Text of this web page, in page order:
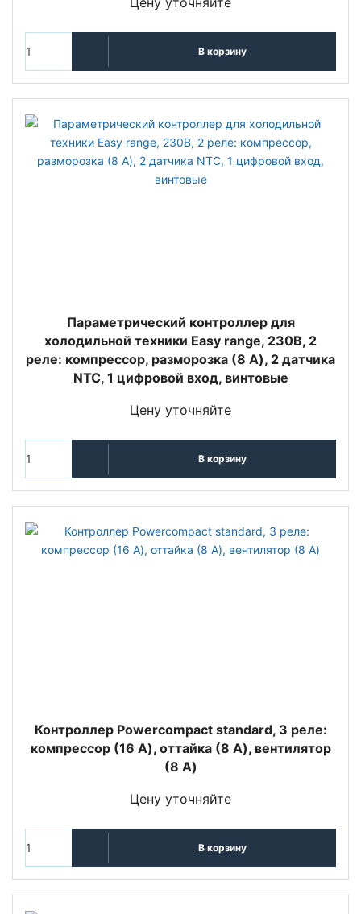
В корзину
Параметрический контроллер для
холодильной техники Easy range, 230В, 2
реле: компрессор, разморозка (8 A), 2 датчика
NTC, 1 цифровой вход, винтовые
Цену уточняйте
В корзину
Контроллер Powercompact standard, 3 реле:
компрессор (16 A), оттайка (8 A), вентилятор
(8 A)
Цену уточняйте
В корзину